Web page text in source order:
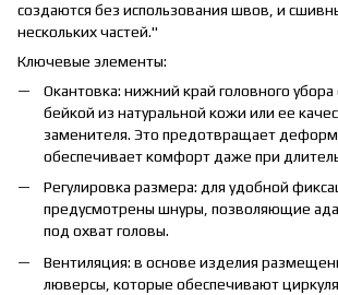
создаются без использования швов, и
нескольких частей."
Ключевые элементы:
Окантовка: нижний край головного
бейкой из натуральной кожи или ее
заменителя. Это предотвращает
обеспечивает комфорт даже при
Регулировка размера: для удобной
предусмотрены шнуры, позволяющие
под охват головы.
Вентиляция: в основе изделия
люверсы, которые обеспечивают